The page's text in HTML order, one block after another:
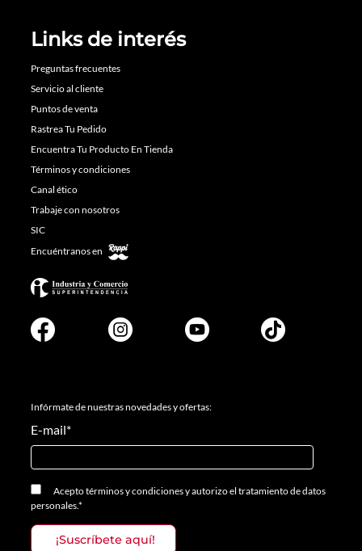
Links de interés
Preguntas frecuentes
Servicio al cliente
Puntos de venta
Rastrea Tu Pedido
Encuentra Tu Producto En Tienda
Términos y condiciones
Canal ético
Trabaje con nosotros
SIC
Encuéntranos en
Infórmate de nuestras novedades y ofertas:
E-mail*
Aceptotérminos y condicionesyautorizo el tratamiento de datos
personales.*